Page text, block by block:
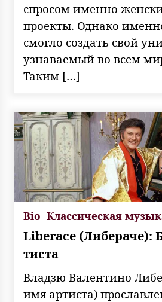
спросом именно
проекты. Однако
смогло создать свой
узнаваемый во всем
Таким […]
Bio Классическая
Liberace (Либераче):
тиста
Владзю Валентино
имя артиста)